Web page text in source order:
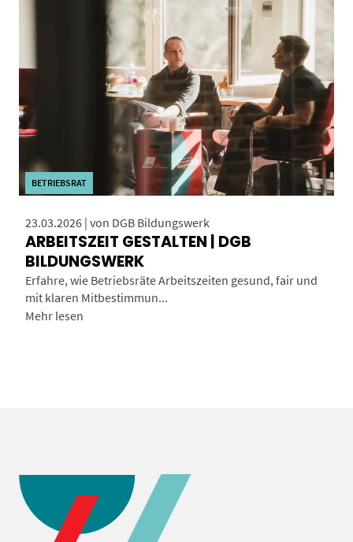
BETRIEBSRAT
23.03.2026 | von DGB Bildungswerk
ARBEITSZEIT GESTALTEN | DGB
BILDUNGSWERK
Erfahre, wie Betriebsräte Arbeitszeiten gesund, fair und
mit klaren Mitbestimmun...
Mehr lesen